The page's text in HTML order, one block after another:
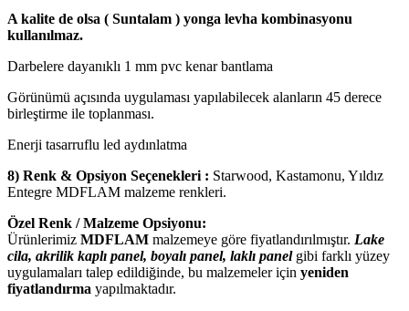
A kalite de olsa ( Suntalam ) yonga levha kombinasyonu
kullanılmaz.
Darbelere dayanıklı 1 mm pvc kenar bantlama
Görünümü açısında uygulaması yapılabilecek alanların 45 derece
birleştirme ile toplanması.
Enerji tasarruflu led aydınlatma
8) Renk & Opsiyon Seçenekleri : Starwood, Kastamonu, Yıldız
Entegre MDFLAM malzeme renkleri.
Özel Renk / Malzeme Opsiyonu:
Ürünlerimiz MDFLAM malzemeye göre fiyatlandırılmıştır. Lake
cila, akrilik kaplı panel, boyalı panel, laklı panel gibi farklı yüzey
uygulamaları talep edildiğinde, bu malzemeler için yeniden
fiyatlandırma yapılmaktadır.